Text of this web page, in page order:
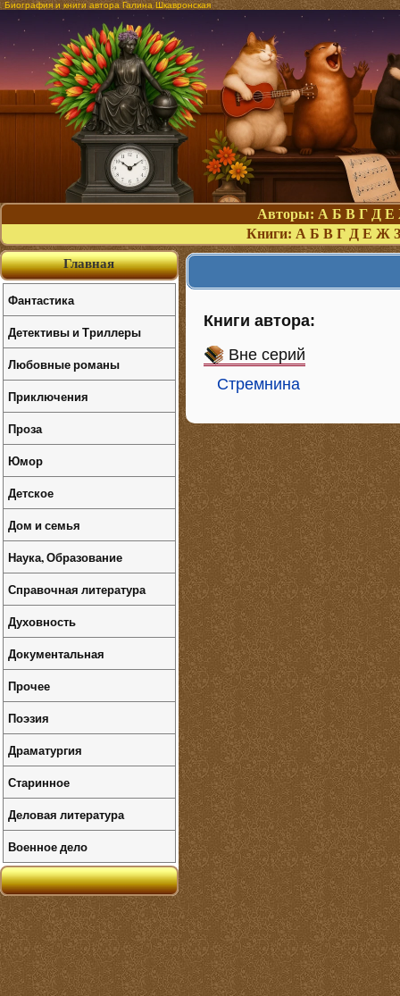
Биография и книги автора Галина Шкавронская
Авторы: А Б В Г Д Е
Книги: А Б В Г Д Е Ж З
Книги автора:
Вне серий
Стремнина
Главная
Фантастика
Детективы и Триллеры
Любовные романы
Приключения
Проза
Юмор
Детское
Дом и семья
Наука, Образование
Справочная литература
Духовность
Документальная
Прочее
Поэзия
Драматургия
Старинное
Деловая литература
Военное дело